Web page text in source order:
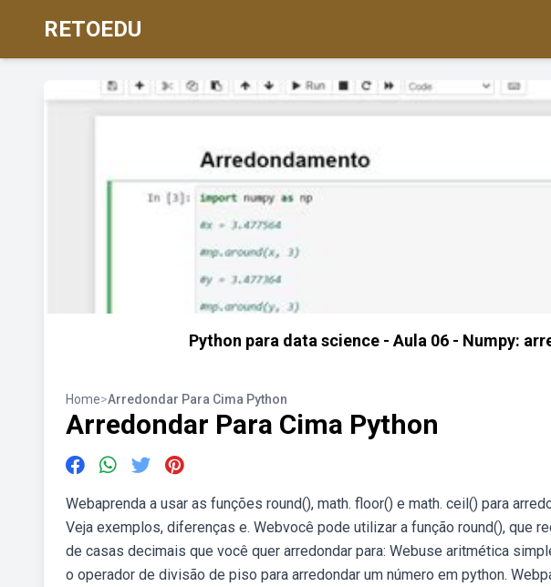
RETOEDU
Python para data science - Aula 06 - Numpy:
Home>Arredondar Para Cima Python
Arredondar Para Cima Python
Webaprenda a usar as funções round(), math. floor() e math. ceil() para
Veja exemplos, diferenças e. Webvocê pode utilizar a função round(), que
de casas decimais que você quer arredondar para: Webuse aritmética
o operador de divisão de piso para arredondar um número em python.